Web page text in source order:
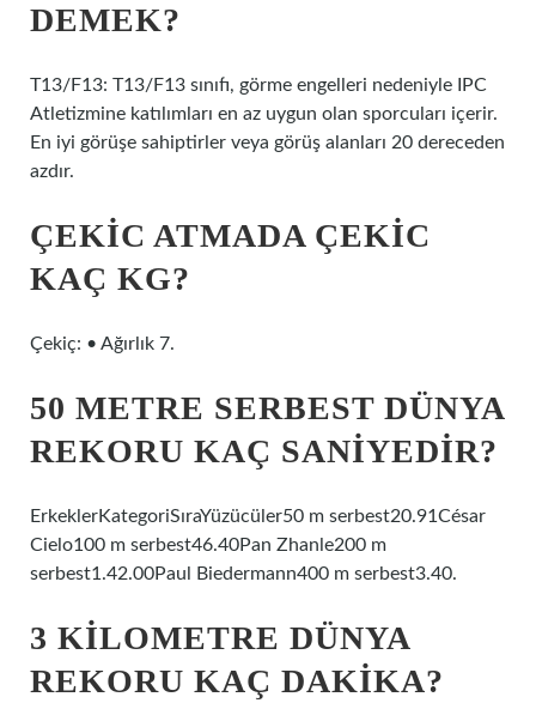
DEMEK?
T13/F13: T13/F13 sınıfı, görme engelleri nedeniyle IPC
Atletizmine katılımları en az uygun olan sporcuları içerir.
En iyi görüşe sahiptirler veya görüş alanları 20 dereceden
azdır.
ÇEKIC ATMADA ÇEKIC
KAÇ KG?
Çekiç: • Ağırlık 7.
50 METRE SERBEST DÜNYA
REKORU KAÇ SANIYEDIR?
ErkeklerKategoriSıraYüzücüler50 m serbest20.91César
Cielo100 m serbest46.40Pan Zhanle200 m
serbest1.42.00Paul Biedermann400 m serbest3.40.
3 KILOMETRE DÜNYA
REKORU KAÇ DAKIKA?